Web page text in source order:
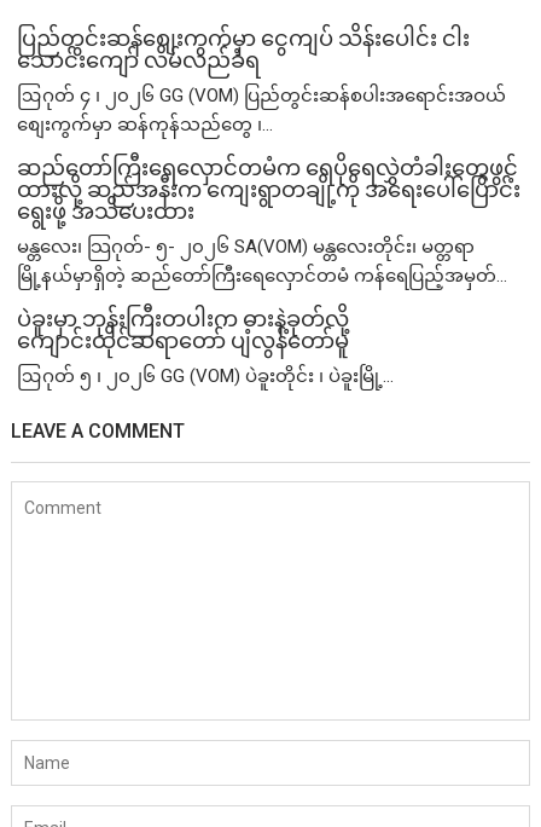
ပြည်တွင်းဆန်စျေးကွက်မှာ ငွေကျပ် သိန်းပေါင်း ငါး​
သောင်းကျော် လိမ်လည်ခံရ
ဩဂုတ် ၄ ၊ ၂၀၂၆ GG (VOM) ပြည်တွင်းဆန်စပါးအရောင်းအဝယ်
စျေးကွက်မှာ ဆန်ကုန်သည်တွေ ၊...
ဆည်တော်ကြီးရေလှောင်တမံက ရေပိုရေလွှဲတံခါးတွေဖွင့်
ထားလို့ ဆည်အနီးက ကျေးရွာတချို့ကို အရေးပေါ်ပြောင်း
ရွေးဖို့ အသိပေးထား
မန္တလေး၊ သြဂုတ်- ၅- ၂၀၂၆ SA(VOM) မန္တလေးတိုင်း၊ မတ္တရာ
မြို့နယ်မှာရှိတဲ့ ဆည်တော်ကြီးရေလှောင်တမံ ကန်ရေပြည့်အမှတ်...
ပဲခူးမှာ ဘုန်းကြီးတပါးက ဓားနဲ့ခုတ်လို့
ကျောင်းထိုင်ဆရာတော် ပျံလွန်တော်မူ
ဩဂုတ် ၅ ၊ ၂၀၂၆ GG (VOM) ပဲခူးတိုင်း ၊ ပဲခူးမြို့...
LEAVE A COMMENT